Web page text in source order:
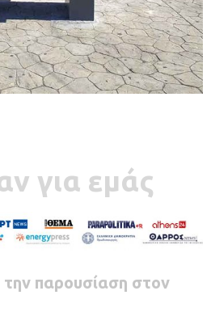
για εμάς
παρουσίαση στον